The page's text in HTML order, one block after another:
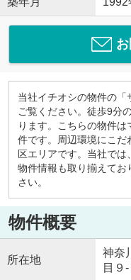
当社イチオシの物件の
ご覧ください。徒歩9分
ります。こちらの物件
件です。周辺環境にこだ
区エリアです。当社で
物件情報も取り揃えてお
さい。
物件概要
所在地
神奈
目９-